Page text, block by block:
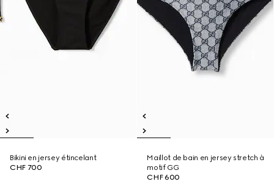
Bikini en jersey étincelant
CHF 700
Maillot de bain en jersey stretch à
motif GG
CHF 600